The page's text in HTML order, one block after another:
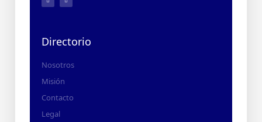
Directorio
Nosotros
Misión
Contacto
Legal